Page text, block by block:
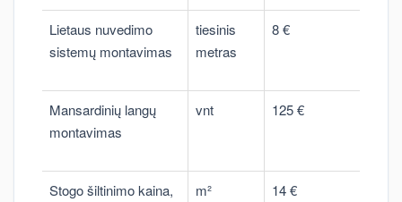
Lietaus nuvedimo
sistemų montavimas
tiesinis
metras
8 €
Mansardinių langų
montavimas
vnt 125 €
Stogo šiltinimo kaina,
m² 14 €